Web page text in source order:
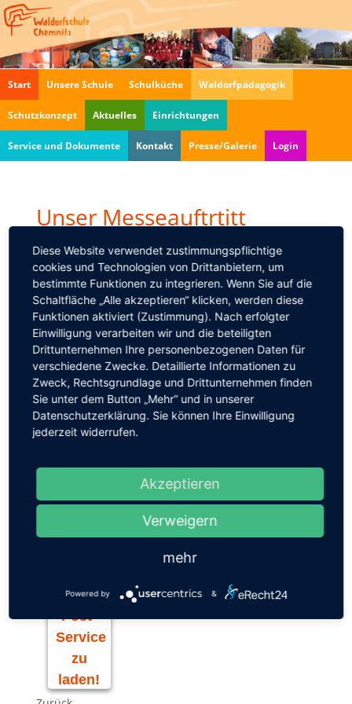
Start Unsere Schule Schulküche Waldorfpädagogik
Schutzkonzept Aktuelles Einrichtungen
Service und Dokumente Kontakt Presse/Galerie Login
Unser Messeauftrtitt
Möchten Sie mehr über die Waldorfschule erfahren?
Kommen Sie zur 7. Bildungsmesse der freien
Schulen. Sprechen Sie vor Ort mit Lehrern,
entdecken Schülerarbeiten oder nehmen einfach
unser Informationsmaterial mit.
Wir freuen uns auf Sie.
Wann:20.01.2018 10:00-14:00 Uhr
Wo: DAStietz, Foyer
Wir
Ihre
Facebook
Post-
Service
zu
laden!
Diese Website verwendet zustimmungspflichtige
cookies und Technologien von Drittanbietern, um
bestimmte Funktionen zu integrieren. Wenn Sie auf die
Schaltfläche „Alle akzeptieren“ klicken, werden diese
Funktionen aktiviert (Zustimmung). Nach erfolgter
Einwilligung verarbeiten wir und die beteiligten
Drittunternehmen Ihre personenbezogenen Daten für
verschiedene Zwecke. Detaillierte Informationen zu
Zweck, Rechtsgrundlage und Drittunternehmen finden
Sie unter dem Button „Mehr“ und in unserer
Datenschutzerklärung. Sie können Ihre Einwilligung
jederzeit widerrufen.
Akzeptieren
Verweigern
mehr
Powered by &